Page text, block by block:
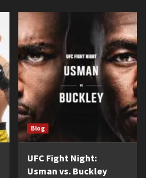
Blog
UFC Fight Night:
Usman vs. Buckley